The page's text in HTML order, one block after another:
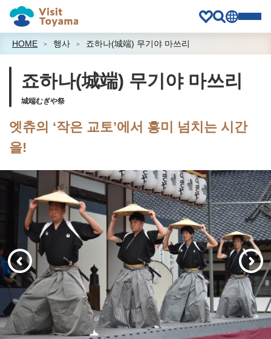
HOME 행사 죠하나(城端) 무기야 마쓰리
죠하나(城端) 무기야 마쓰리
城端むぎや祭
엣츄의 ‘작은 교토’에서 흥미 넘치는 시간
을!